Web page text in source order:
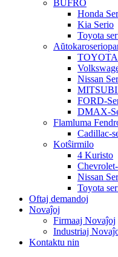
BUFRO
Honda
Kia Serio
Toyota
TOYOTA
Nissan
FORD-
DMAX-
Flamluma
Cadillac-
Kotŝirmilo
4 Kuristo
Nissan
Toyota
Oftaj demandoj
Novaĵoj
Firmaaj Novaĵoj
Industriaj
Kontaktu nin